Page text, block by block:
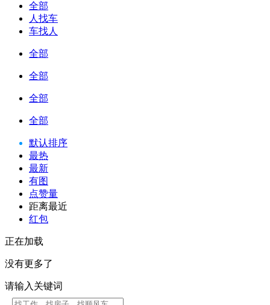
全部
人找车
车找人
全部
全部
全部
全部
默认排序
最热
最新
有图
点赞量
距离最近
红包
正在加载
没有更多了
请输入关键词